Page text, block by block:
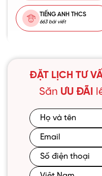
TIẾNG ANH THCS
663 bài viết
ĐẶT LỊCH TƯ
Săn ƯU ĐÃI